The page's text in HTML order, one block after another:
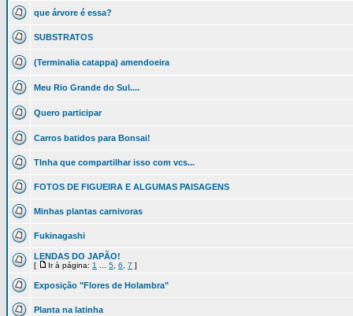
que árvore é essa?
SUBSTRATOS
(Terminalia catappa) amendoeira
Meu Rio Grande do Sul....
Quero participar
Carros batidos para Bonsai!
TInha que compartilhar isso com vcs...
FOTOS DE FIGUEIRA E ALGUMAS PAISAGENS
Minhas plantas carnivoras
Fukinagashi
LENDAS DO JAPÃO!
[ Ir à página: 1 5 6 7 ]
Exposição "Flores de Holambra"
Planta na latinha